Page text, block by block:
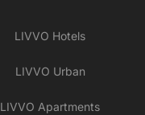
LIVVO Hotels
LIVVO Urban
LIVVO Apartments